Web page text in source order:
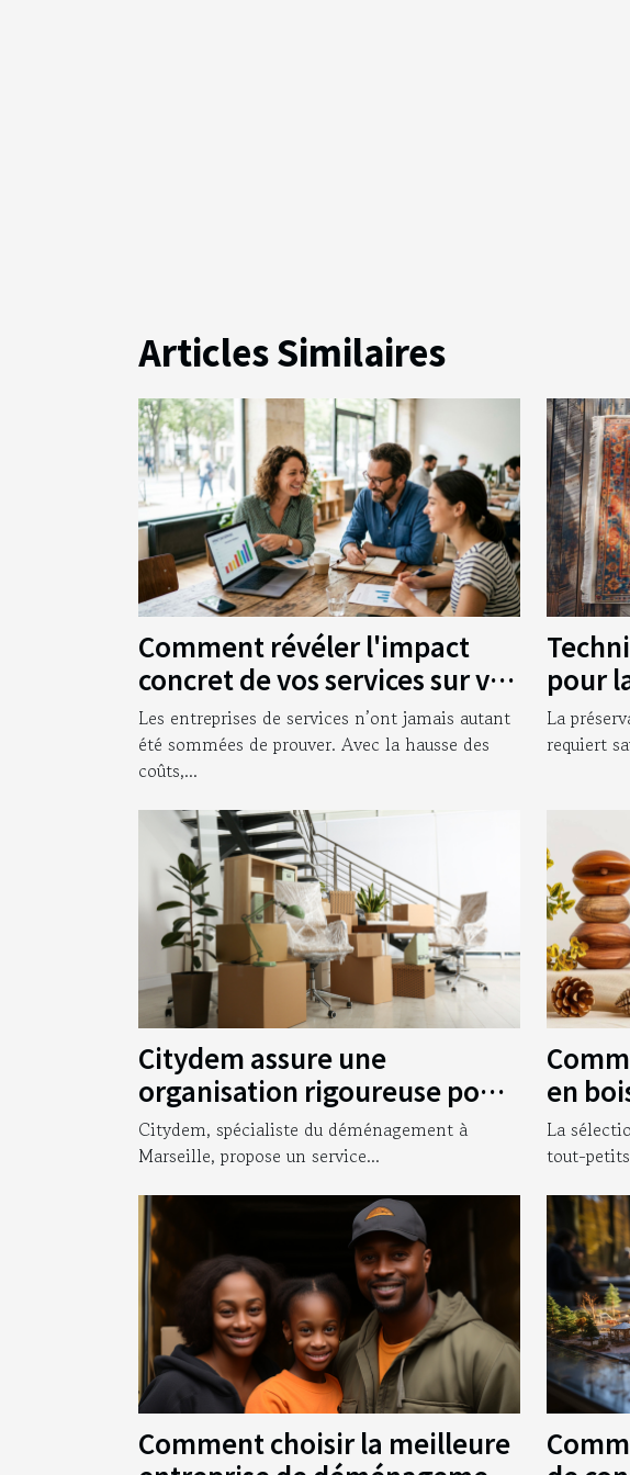
Articles Similaires
Comment révéler l'impact
concret de vos services sur vos
clients
Les entreprises de services n’ont jamais autant
été sommées de prouver. Avec la hausse des
coûts,...
pour
La
requiert
Citydem assure une
organisation rigoureuse pour
votre déménagement
d’entreprise à Marseille !
Citydem, spécialiste du déménagement à
Marseille, propose un service...
en
petits
La
tout-
Comment choisir la meilleure